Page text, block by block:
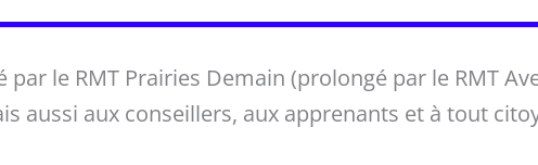
par le RMT Prairies Demain (prolongé par le RMT
aussi aux conseillers, aux apprenants et à tout